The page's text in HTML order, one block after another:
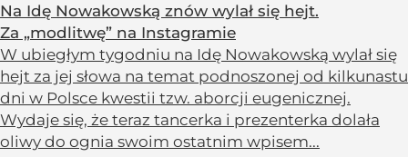
Na Idę Nowakowską znów wylał się hejt.
Za „modlitwę” na Instagramie
W ubiegłym tygodniu na Idę Nowakowską wylał się
hejt za jej słowa na temat podnoszonej od kilkunastu
dni w Polsce kwestii tzw. aborcji eugenicznej.
Wydaje się, że teraz tancerka i prezenterka dolała
oliwy do ognia swoim ostatnim wpisem...